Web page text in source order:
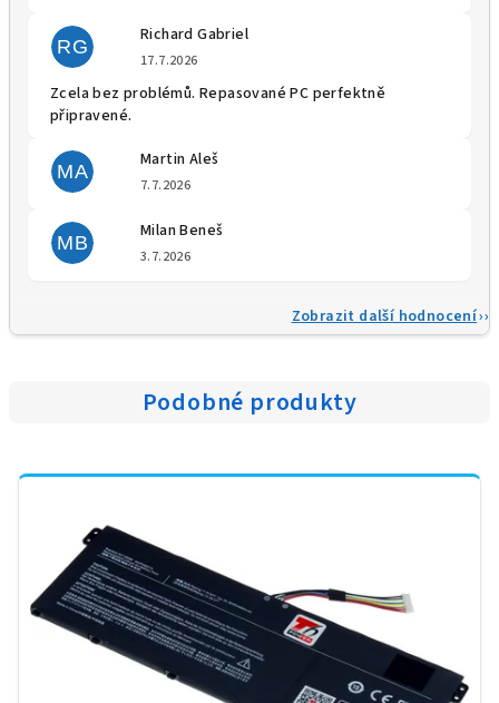
RG
Richard Gabriel
17.7.2026
Zcela bez problémů. Repasované PC perfektně
připravené.
MA
Martin Aleš
7.7.2026
MB
Milan Beneš
3.7.2026
Zobrazit další hodnocení
Podobné produkty